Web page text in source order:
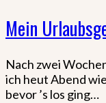
Mein
Nach zwei
ich heut Abend
bevor ’s los ging…